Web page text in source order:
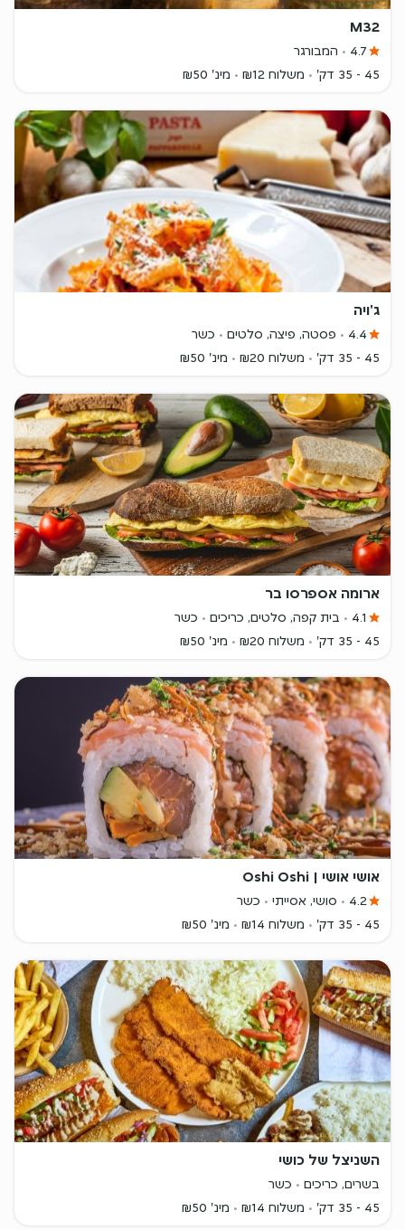
M32
4.7
המבורגר
45 - 35 דק'
משלוח ₪12 מינ' ₪50
ג'ויה
4.4 פסטה, פיצה, סלטים
כשר
45 - 35 דק'
משלוח ₪20 מינ' ₪50
ארומה אספרסו בר
4.1 בית קפה, סלטים, כריכים
כשר
45 - 35 דק'
משלוח ₪20 מינ' ₪50
אושי אושי | Oshi Oshi
4.2 סושי, אסייתי
כשר
45 - 35 דק'
משלוח ₪14 מינ' ₪50
השניצל של כושי
בשרים, כריכים
כשר
45 - 35 דק'
משלוח ₪14 מינ' ₪50